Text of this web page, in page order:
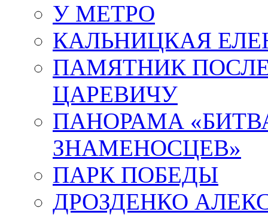
У МЕТРО
КАЛЬНИЦКАЯ
ПАМЯТНИК
ЦАРЕВИЧУ
ПАНОРАМА
ЗНАМЕНОСЦЕВ»
ПАРК ПОБЕДЫ
ДРОЗДЕНКО